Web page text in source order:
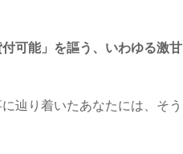
可能」を謳う、いわゆる激甘
辿り着いたあなたには、そう